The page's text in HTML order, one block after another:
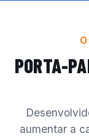
PORTA-
aumentar a